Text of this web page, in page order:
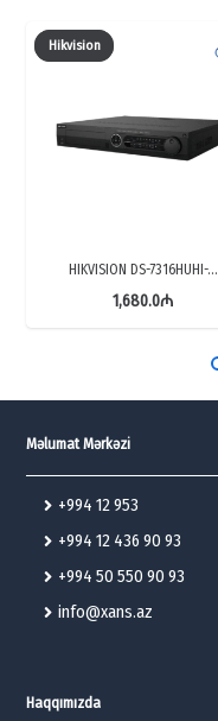
Hikvision
HIKVISION DS-7316HUHI-…
1,680.0₼
Məlumat Mərkəzi
+994 12 953
+994 12 436 90 93
+994 50 550 90 93
info@xans.az
Haqqımızda